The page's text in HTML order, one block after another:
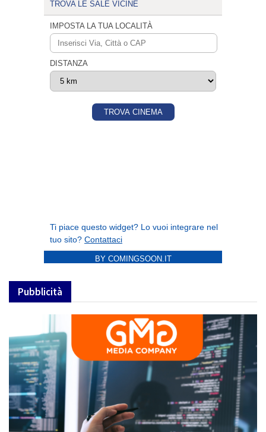
BY COMINGSOON.IT
Pubblicità